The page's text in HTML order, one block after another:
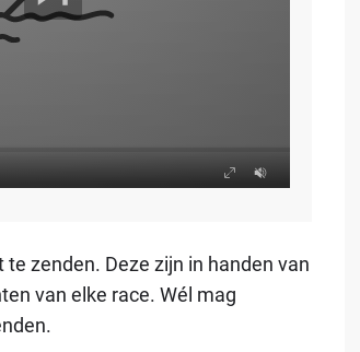
zenden. Deze zijn in handen van
van elke race. Wél mag